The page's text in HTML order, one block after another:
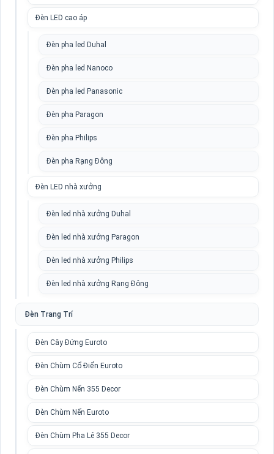
Đèn LED cao áp
Đèn pha led Duhal
Đèn pha led Nanoco
Đèn pha led Panasonic
Đèn pha Paragon
Đèn pha Philips
Đèn pha Rạng Đông
Đèn LED nhà xưởng
Đèn led nhà xưởng Duhal
Đèn led nhà xưởng Paragon
Đèn led nhà xưởng Philips
Đèn led nhà xưởng Rạng Đông
Đèn Trang Trí
Đèn Cây Đứng Euroto
Đèn Chùm Cổ Điển Euroto
Đèn Chùm Nến 355 Decor
Đèn Chùm Nến Euroto
Đèn Chùm Pha Lê 355 Decor